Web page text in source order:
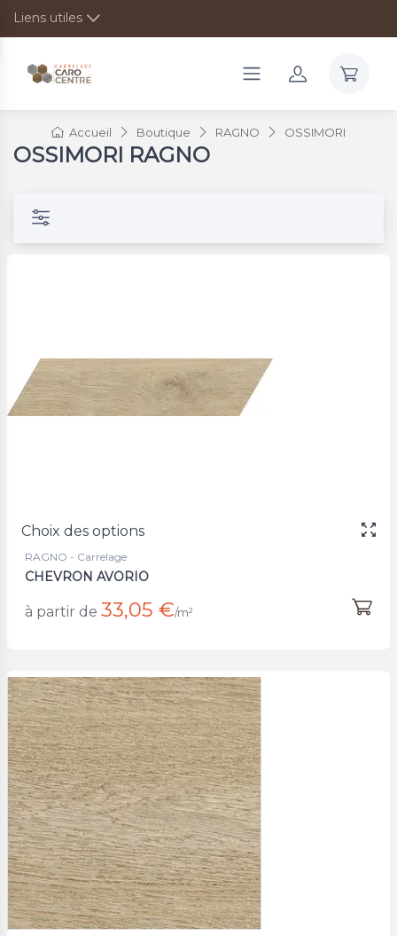
Liens utiles
Accueil Boutique RAGNO OSSIMORI
OSSIMORI RAGNO
Choix des options
RAGNO - Carrelage
CHEVRON AVORIO
à partir de 33,05 €/m²